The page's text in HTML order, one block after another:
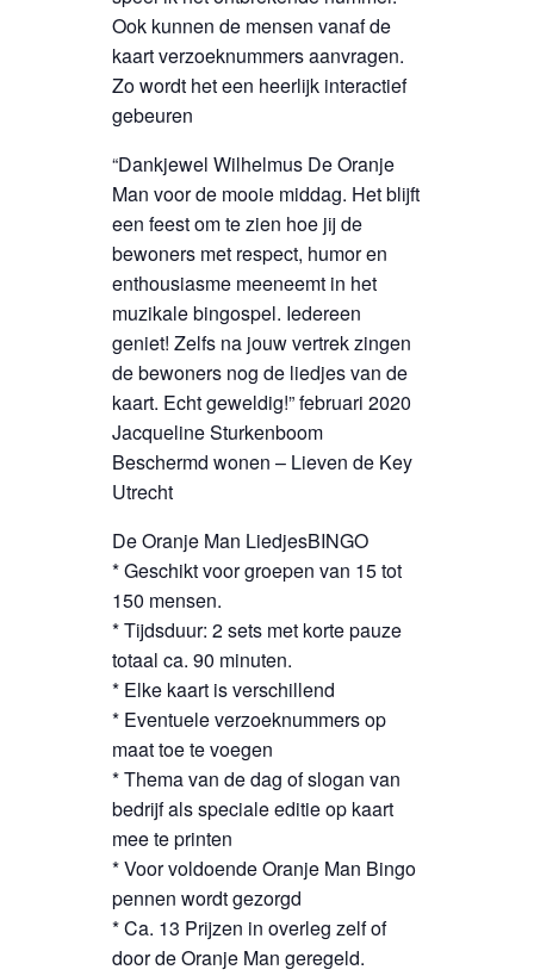
Ook kunnen de mensen vanaf de
kaart verzoeknummers aanvragen.
Zo wordt het een heerlijk interactief
gebeuren
“Dankjewel Wilhelmus De Oranje
Man voor de mooie middag. Het blijft
een feest om te zien hoe jij de
bewoners met respect, humor en
enthousiasme meeneemt in het
muzikale bingospel. Iedereen
geniet! Zelfs na jouw vertrek zingen
de bewoners nog de liedjes van de
kaart. Echt geweldig!” februari 2020
Jacqueline Sturkenboom
Beschermd wonen – Lieven de Key
Utrecht
De Oranje Man LiedjesBINGO
* Geschikt voor groepen van 15 tot
150 mensen.
* Tijdsduur: 2 sets met korte pauze
totaal ca. 90 minuten.
* Elke kaart is verschillend
* Eventuele verzoeknummers op
maat toe te voegen
* Thema van de dag of slogan van
bedrijf als speciale editie op kaart
mee te printen
* Voor voldoende Oranje Man Bingo
pennen wordt gezorgd
* Ca. 13 Prijzen in overleg zelf of
door de Oranje Man geregeld.